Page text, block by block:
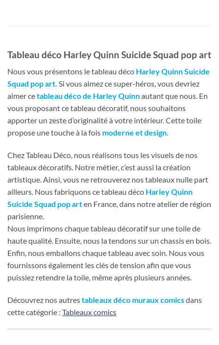
Tableau déco Harley Quinn Suicide Squad pop art
Nous vous présentons le tableau déco Harley Quinn Suicide
Squad pop art. Si vous aimez ce super-héros, vous devriez
aimer cetableau déco de Harley Quinnautant que nous. En
vous proposant ce tableau décoratif, nous souhaitons
apporter un zeste d’originalité à votre intérieur. Cette toile
propose une touche à la fois moderne et design.
Chez Tableau Déco, nous réalisons tous les visuels de nos
tableaux décoratifs. Notre métier, c’est aussi la création
artistique. Ainsi, vous ne retrouverez nos tableaux nulle part
ailleurs. Nous fabriquons ce tableau déco Harley Quinn
Suicide Squad pop arten France, dans notre atelier de région
parisienne.
Nous imprimons chaque tableau décoratif sur une toile de
haute qualité. Ensuite, nous la tendons sur un chassis en bois.
Enfin, nous emballons chaque tableau avec soin. Nous vous
fournissons également les clés de tension afin que vous
puissiez retendre la toile, même après plusieurs années.
Découvrez nos autrestableaux déco muraux comicsdans
cette catégorie : Tableaux comics